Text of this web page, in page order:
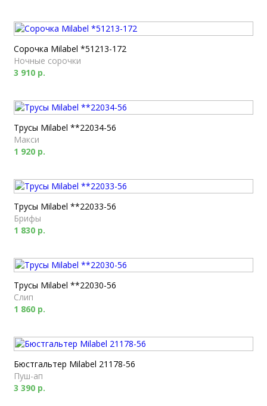
Сорочка Milabel *51213-172
Ночные сорочки
3 910 р.
Трусы Milabel **22034-56
Макси
1 920 р.
Трусы Milabel **22033-56
Брифы
1 830 р.
Трусы Milabel **22030-56
Слип
1 860 р.
Бюстгальтер Milabel 21178-56
Пуш-ап
3 390 р.